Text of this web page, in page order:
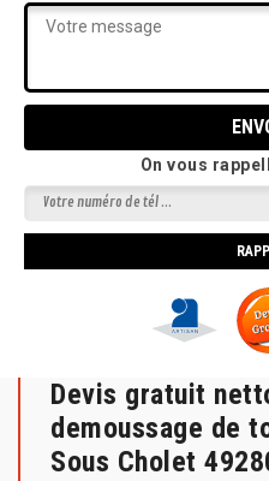
On vous
Devis gratuit
demoussage de
Sous Cholet